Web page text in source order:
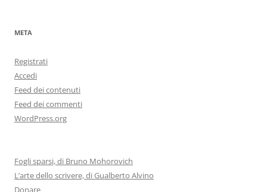
META
Registrati
Accedi
Feed dei contenuti
Feed dei commenti
WordPress.org
Fogli sparsi, di Bruno Mohorovich
L’arte dello scrivere, di Gualberto Alvino